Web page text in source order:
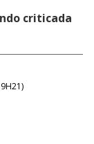
criticada
)